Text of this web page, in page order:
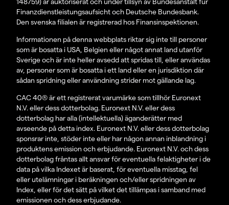
Finanzdienstleistungsaufsicht och Deutsche Bundesbank.
Den svenska filialen är registrerad hos Finansinspektionen.
Informationen på denna webbplats riktar sig inte till personer
som är bosatta i USA, Belgien eller något annat land utanför
Sverige och är inte heller avsedd att spridas till, eller användas
av, personer som är bosatta i ett land eller en jurisdiktion där
sådan spridning eller användning strider mot gällande lag.
CAC 40® är ett registrerat varumärke som tillhör Euronext
N.V. eller dess dotterbolag. Euronext N.V. eller dess
dotterbolag har alla (intellektuella) äganderätter med
avseende på detta index. Euronext N.V. eller dess dotterbolag
sponsrar inte, stöder inte eller har någon annan inblandning i
produktens emission och erbjudande. Euronext N.V. och dess
dotterbolag fråntas allt ansvar för eventuella felaktigheter i de
data på vilka Indexet är baserat, för eventuella misstag, fel
eller utelämningar i beräkningen och/eller spridningen av
Index, eller för det sätt på vilket det tillämpas i samband med
emissionen och dess erbjudande.